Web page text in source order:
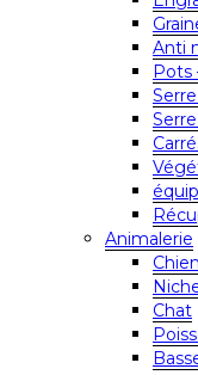
Anti
Pots
Animalerie
Chien
Chat